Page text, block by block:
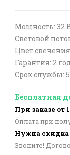
Мощность: 32
Световой
Цвет
Гарантия: 2
Срок службы:
Бесплатная
При заказе от
Оплата при
Нужна скидка
Звоните!